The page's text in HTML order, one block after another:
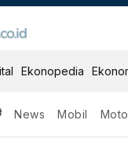
Ekonopedia
News Mobil